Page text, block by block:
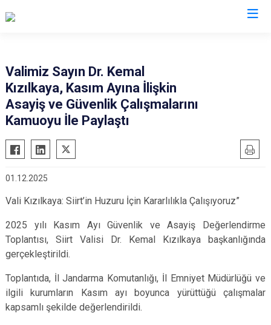
Valimiz Sayın Dr. Kemal
Kızılkaya, Kasım Ayına İlişkin
Asayiş ve Güvenlik Çalışmalarını
Kamuoyu İle Paylaştı
01.12.2025
Vali Kızılkaya: Siirt’in Huzuru İçin Kararlılıkla Çalışıyoruz”
2025 yılı Kasım Ayı Güvenlik ve Asayiş Değerlendirme
Toplantısı, Siirt Valisi Dr. Kemal Kızılkaya başkanlığında
gerçekleştirildi.
Toplantıda, İl Jandarma Komutanlığı, İl Emniyet Müdürlüğü ve
ilgili kurumların Kasım ayı boyunca yürüttüğü çalışmalar
kapsamlı şekilde değerlendirildi.